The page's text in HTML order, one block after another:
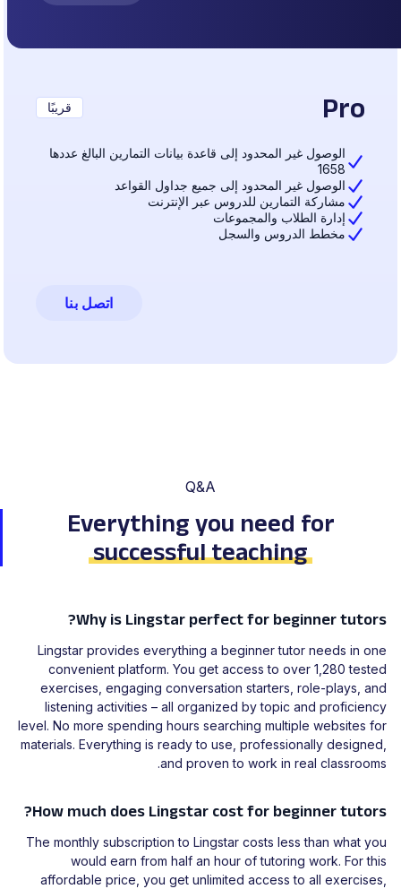
Pro قريبًا
الوصول غير المحدود إلى قاعدة بيانات التمارين البالغ عددها
1658
الوصول غير المحدود إلى جميع جداول القواعد
مشاركة التمارين للدروس عبر الإنترنت
إدارة الطلاب والمجموعات
مخطط الدروس والسجل
اتصل بنا
Q&A
Everything you need for
successful teaching
Why is Lingstar perfect for beginner tutors?
Lingstar provides everything a beginner tutor needs in one
convenient platform. You get access to over 1,280 tested
exercises, engaging conversation starters, role-plays, and
listening activities – all organized by topic and proficiency
level. No more spending hours searching multiple websites for
materials. Everything is ready to use, professionally designed,
and proven to work in real classrooms.
How much does Lingstar cost for beginner tutors?
The monthly subscription to Lingstar costs less than what you
would earn from half an hour of tutoring work. For this
affordable price, you get unlimited access to all exercises,